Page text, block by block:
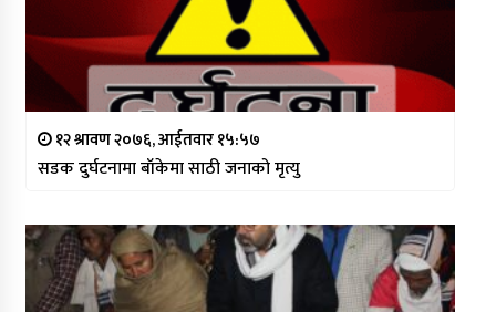
१२ श्रावण २०७६, आईतवार १५:५७
सडक दुर्घटनामा बाँकेमा साठी जनाको मृत्यु